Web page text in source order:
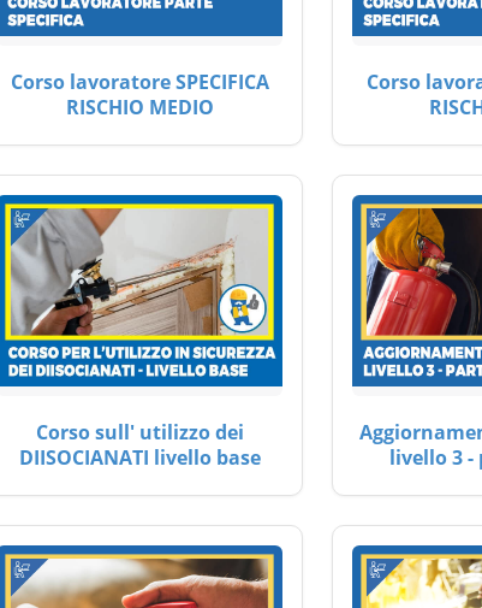
Corso lavoratore SPECIFICA
RISCHIO MEDIO
Corso
Corso sull' utilizzo dei
DIISOCIANATI livello base
livello 3 -